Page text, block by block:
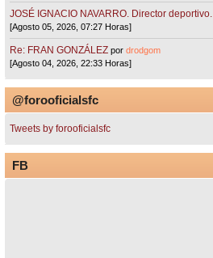
JOSÉ IGNACIO NAVARRO. Director deportivo.
[Agosto 05, 2026, 07:27 Horas]
Re: FRAN GONZÁLEZ pordrodgom
[Agosto 04, 2026, 22:33 Horas]
@forooficialsfc
Tweets by forooficialsfc
FB